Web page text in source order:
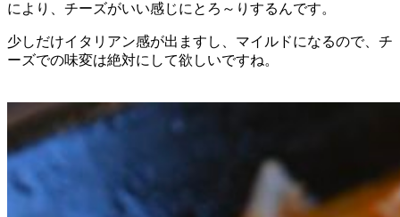
により、チーズがいい感じにとろ～りするんです。
少しだけイタリアン感が出ますし、マイルドになるので、チ
ーズでの味変は絶対にして欲しいですね。